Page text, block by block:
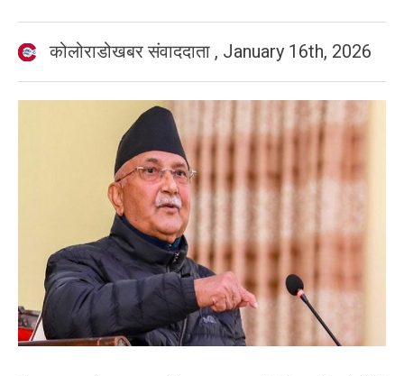
कोलोराडोखबर संवाददाता , January 16th, 2026